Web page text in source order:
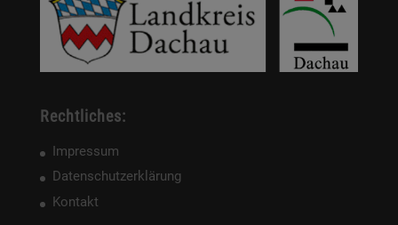
Rechtliches:
Impressum
Datenschutzerklärung
Kontakt